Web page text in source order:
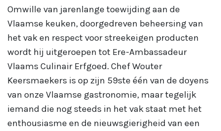
Omwille van jarenlange toewijding aan de
Vlaamse keuken, doorgedreven beheersing van
het vak en respect voor streekeigen producten
wordt hij uitgeroepen tot Ere-Ambassadeur
Vlaams Culinair Erfgoed. Chef Wouter
Keersmaekers is op zijn 59ste één van de doyens
van onze Vlaamse gastronomie, maar tegelijk
iemand die nog steeds in het vak staat met het
enthousiasme en de nieuwsgierigheid van een